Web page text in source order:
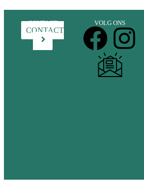
CONTACT
CONTACT
VOLG ONS